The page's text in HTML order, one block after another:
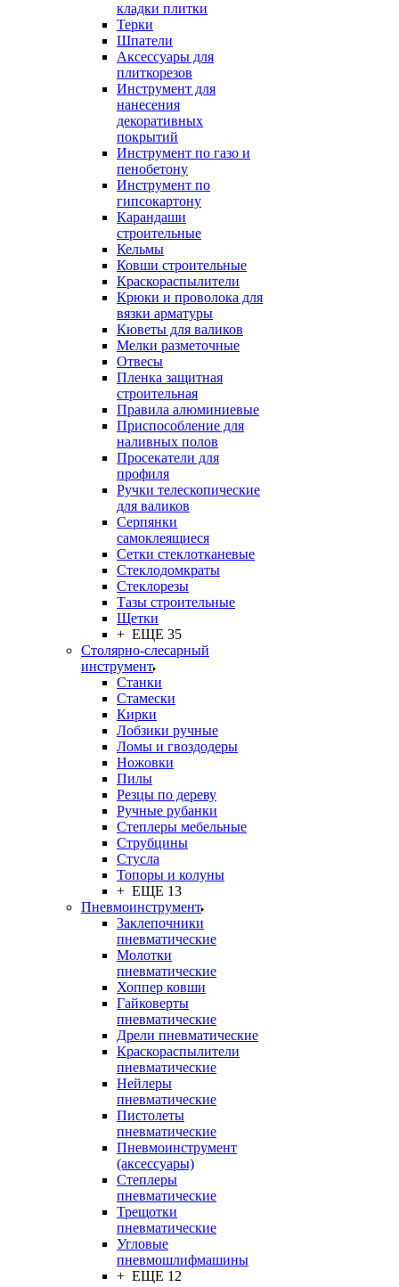
кладки плитки
Терки
Шпатели
Аксессуары для
плиткорезов
Инструмент для
нанесения
декоративных
покрытий
Инструмент по газо и
пенобетону
Инструмент по
гипсокартону
Карандаши
строительные
Кельмы
Ковши строительные
Краскораспылители
Крюки и проволока для
вязки арматуры
Кюветы для валиков
Мелки разметочные
Отвесы
Пленка защитная
строительная
Правила алюминиевые
Приспособление для
наливных полов
Просекатели для
профиля
Ручки телескопические
для валиков
Серпянки
самоклеящиеся
Сетки стеклотканевые
Стеклодомкраты
Стеклорезы
Тазы строительные
Щетки
+ ЕЩЕ 35
Столярно-слесарный
инструмент
Станки
Стамески
Кирки
Лобзики ручные
Ломы и гвоздодеры
Ножовки
Пилы
Резцы по дереву
Ручные рубанки
Степлеры мебельные
Струбцины
Стусла
Топоры и колуны
+ ЕЩЕ 13
Пневмоинструмент
Заклепочники
пневматические
Молотки
пневматические
Хоппер ковши
Гайковерты
пневматические
Дрели пневматические
Краскораспылители
пневматические
Нейлеры
пневматические
Пистолеты
пневматические
Пневмоинструмент
(аксессуары)
Степлеры
пневматические
Трещотки
пневматические
Угловые
пневмошлифмашины
+ ЕЩЕ 12